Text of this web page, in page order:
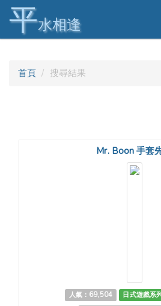
平水相逢
首頁 搜尋結果
Mr. Boon 手套
人氣：69,504 日式遊戲系